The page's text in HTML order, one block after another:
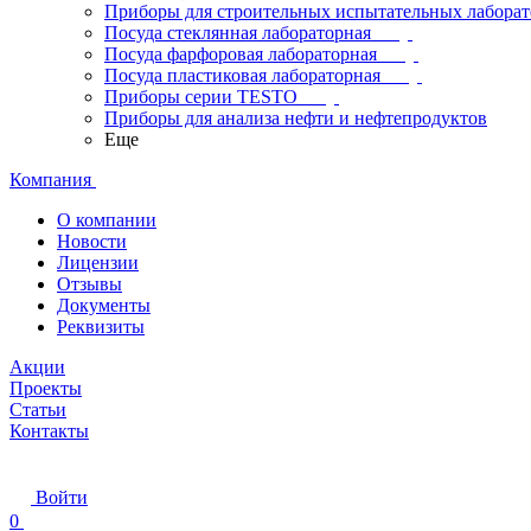
Приборы для строительных испытательных
Посуда стеклянная лабораторная
Посуда фарфоровая лабораторная
Посуда пластиковая лабораторная
Приборы серии TESTO
Приборы для анализа нефти и нефтепродуктов
Еще
Компания
О компании
Новости
Лицензии
Отзывы
Документы
Реквизиты
Акции
Проекты
Статьи
Контакты
Войти
0